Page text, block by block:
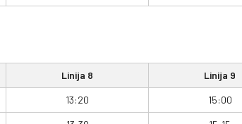
Linija 8 Linija 9
13:20 15:00